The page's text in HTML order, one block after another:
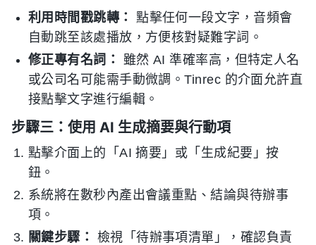
利用時間戳跳轉：
點擊任何一段文字，音頻會
自動跳至該處播放，方便核對疑難字詞。
修正專有名詞：
雖然 AI 準確率高，但特定人名
或公司名可能需手動微調。Tinrec 的介面允許直
接點擊文字進行編輯。
步驟三：使用 AI 生成摘要與行動項
點擊介面上的「AI 摘要」或「生成紀要」按
鈕。
系統將在數秒內產出會議重點、結論與待辦事
項。
關鍵步驟：
檢視「待辦事項清單」，確認負責